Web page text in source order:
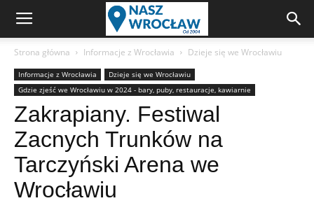
Strona główna Informacje z Wrocławia Dzieje się we Wrocławiu
Informacje z Wrocławia
Dzieje się we Wrocławiu
Gdzie zjeść we Wrocławiu w 2024 - bary, puby, restauracje, kawiarnie
Zakrapiany. Festiwal
Zacnych Trunków na
Tarczyński Arena we
Wrocławiu